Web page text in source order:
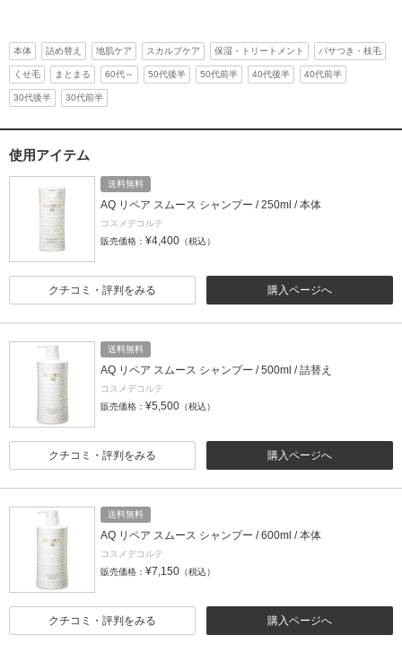
本体 詰め替え 地肌ケア スカルプケア 保湿・トリートメント パサつき・枝毛
くせ毛 まとまる 60代～ 50代後半 50代前半 40代後半 40代前半
30代後半 30代前半
使用アイテム
送料無料
AQ リペア スムース シャンプー / 250ml / 本体
コスメデコルテ
販売価格： ¥4,400 （税込）
購入ページへ
クチコミ・評判をみる
送料無料
AQ リペア スムース シャンプー / 500ml / 詰替え
コスメデコルテ
販売価格： ¥5,500 （税込）
購入ページへ
クチコミ・評判をみる
送料無料
AQ リペア スムース シャンプー / 600ml / 本体
コスメデコルテ
販売価格： ¥7,150 （税込）
購入ページへ
クチコミ・評判をみる